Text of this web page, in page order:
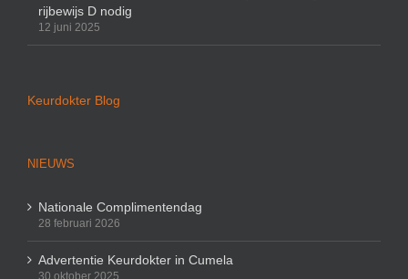
rijbewijs D nodig
12 juni 2025
Keurdokter Blog
NIEUWS
Nationale Complimentendag
28 februari 2026
Advertentie Keurdokter in Cumela